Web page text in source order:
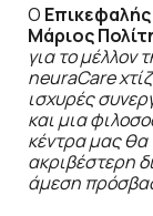
Ο
Μάριος
για το μέλλον
neuraCare
ισχυρές
και μια
κέντρα μας
ακριβέστερη
άμεση